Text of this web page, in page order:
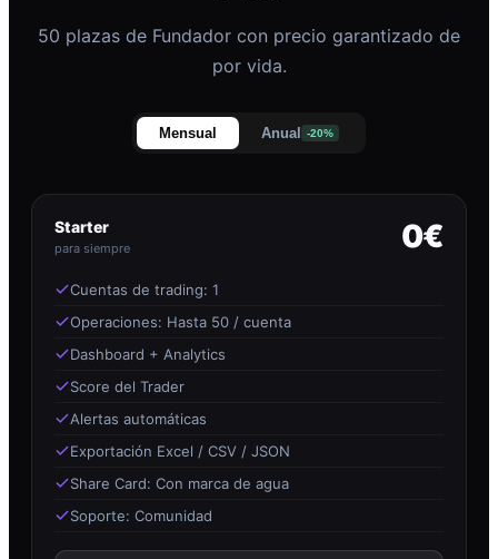
50 plazas de Fundador con precio garantizado de
por vida.
Mensual Anual -20%
Starter
para siempre 0€
Cuentas de trading: 1
Operaciones: Hasta 50 / cuenta
Dashboard + Analytics
Score del Trader
Alertas automáticas
Exportación Excel / CSV / JSON
Share Card: Con marca de agua
Soporte: Comunidad